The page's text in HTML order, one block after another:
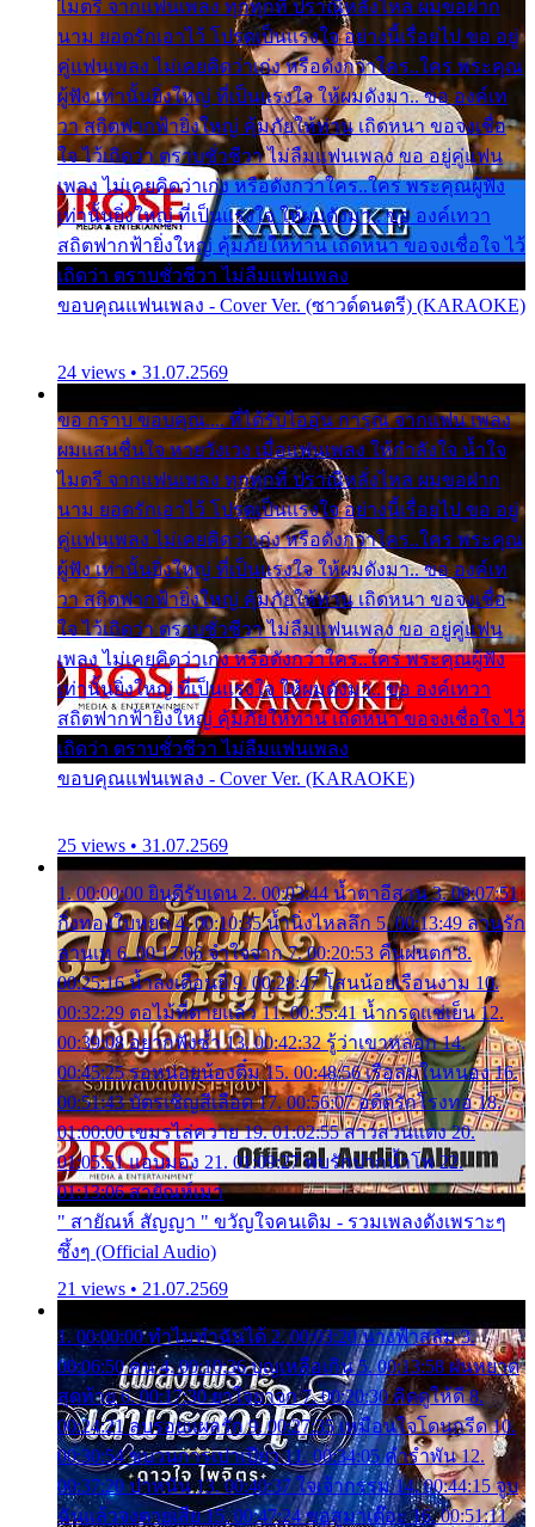
ไมตรี จากแฟนเพลง ทุกทุกที่ ปราณีหลั่งไหล ผมขอฝาก
นาม ยอดรักเอาไว้ โปรดเป็นแรงใจ อย่างนี้เรื่อยไป ขอ อยู่
คู่แฟนเพลง ไม่เคยคิดว่าเก่ง หรือดังกว่าใคร..ใคร พระคุณ
ผู้ฟัง เท่านั้นยิ่งใหญ่ ที่เป็นแรงใจ ให้ผมดังมา.. ขอ องค์เท
วา สถิตฟากฟ้ายิ่งใหญ่ คุ้มภัยให้ท่าน เถิดหนา ขอจงเชื่อ
ใจ ไว้เถิดว่า ตราบชั่วชีวา ไม่ลืมแฟนเพลง ขอ อยู่คู่แฟน
เพลง ไม่เคยคิดว่าเก่ง หรือดังกว่าใคร..ใคร พระคุณผู้ฟัง
เท่านั้นยิ่งใหญ่ ที่เป็นแรงใจ ให้ผมดังมา.. ขอ องค์เทวา
สถิตฟากฟ้ายิ่งใหญ่ คุ้มภัยให้ท่าน เถิดหนา ขอจงเชื่อใจ ไว้
เถิดว่า ตราบชั่วชีวา ไม่ลืมแฟนเพลง
ขอบคุณแฟนเพลง - Cover Ver. (ซาวด์ดนตรี) (KARAOKE)
24 views • 31.07.2569
ขอ กราบ ขอบคุณ.... ที่ได้รับไออุ่น การุณ จากแฟน เพลง
ผมแสนชื่นใจ หายวังเวง เมื่อแฟนเพลง ให้กำลังใจ น้ำใจ
ไมตรี จากแฟนเพลง ทุกทุกที่ ปราณีหลั่งไหล ผมขอฝาก
นาม ยอดรักเอาไว้ โปรดเป็นแรงใจ อย่างนี้เรื่อยไป ขอ อยู่
คู่แฟนเพลง ไม่เคยคิดว่าเก่ง หรือดังกว่าใคร..ใคร พระคุณ
ผู้ฟัง เท่านั้นยิ่งใหญ่ ที่เป็นแรงใจ ให้ผมดังมา.. ขอ องค์เท
วา สถิตฟากฟ้ายิ่งใหญ่ คุ้มภัยให้ท่าน เถิดหนา ขอจงเชื่อ
ใจ ไว้เถิดว่า ตราบชั่วชีวา ไม่ลืมแฟนเพลง ขอ อยู่คู่แฟน
เพลง ไม่เคยคิดว่าเก่ง หรือดังกว่าใคร..ใคร พระคุณผู้ฟัง
เท่านั้นยิ่งใหญ่ ที่เป็นแรงใจ ให้ผมดังมา.. ขอ องค์เทวา
สถิตฟากฟ้ายิ่งใหญ่ คุ้มภัยให้ท่าน เถิดหนา ขอจงเชื่อใจ ไว้
เถิดว่า ตราบชั่วชีวา ไม่ลืมแฟนเพลง
ขอบคุณแฟนเพลง - Cover Ver. (KARAOKE)
25 views • 31.07.2569
1. 00:00:00 ยินดีรับเดน 2. 00:03:44 น้ำตาอีสาน 3. 00:07:51
กิ่งทองใบหยก 4. 00:10:35 น้ำนิ่งไหลลึก 5. 00:13:49 ลานรัก
ลานเท 6. 00:17:06 จำใจจาก 7. 00:20:53 คืนฝนตก 8.
00:25:16 น้ำลงเดือนยี่ 9. 00:28:47 โสนน้อยเรือนงาม 10.
00:32:29 ตอไม้ที่ตายแล้ว 11. 00:35:41 น้ำกรดแช่เย็น 12.
00:39:08 อยากฟังซ้ำ 13. 00:42:32 รู้ว่าเขาหลอก 14.
00:45:25 รอหน่อยน้องติ๋ม 15. 00:48:56 เรือล่มในหนอง 16.
00:51:43 บัตรเชิญสีเลือด 17. 00:56:07 อดีตรักโรงทอ 18.
01:00:00 เขมรไล่ควาย 19. 01:02:55 สาวสวนแตง 20.
01:05:51 แอบมอง 21. 01:09:27 พบรักปากน้ำโพ 22.
01:13:06 สายัณห์เมา
" สายัณห์ สัญญา " ขวัญใจคนเดิม - รวมเพลงดังเพราะๆ
ซึ้งๆ (Official Audio)
21 views • 21.07.2569
1. 00:00:00 ทำไมทำฉันได้ 2. 00:03:20 นางฟ้าสลัม 3.
00:06:50 คน 4. 00:10:36 บุญเหลือเกิน 5. 00:13:58 ฝนหยาด
สุดท้าย 6. 00:17:30 ยาใจยาจก 7. 00:20:30 คิดดูให้ดี 8.
00:24:21 ลบรอยแผลรัก 9. 00:27:35 เหมือนใจโดนกรีด 10.
00:30:54 ขบวนการเปาเปียว 11. 00:34:05 คำรำพัน 12.
00:37:20 ปาหนัน 13. 00:40:37 ใจเจ้ากรรม 14. 00:44:15 จูบ
ฉันแล้วจงตายเสีย 15. 00:47:24 ขอสูมาเต๊อะ 16. 00:51:11